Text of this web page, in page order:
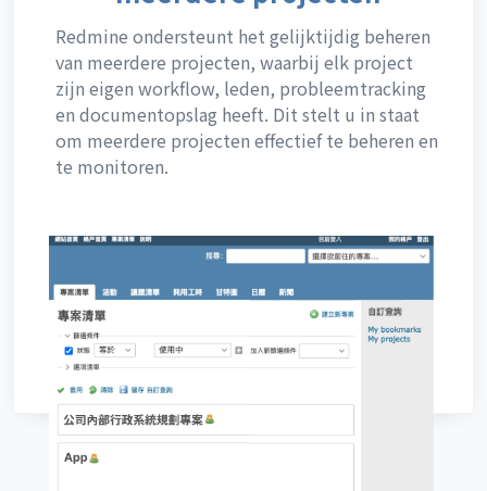
Redmine ondersteunt het gelijktijdig beheren
van meerdere projecten, waarbij elk project
zijn eigen workflow, leden, probleemtracking
en documentopslag heeft. Dit stelt u in staat
om meerdere projecten effectief te beheren en
te monitoren.